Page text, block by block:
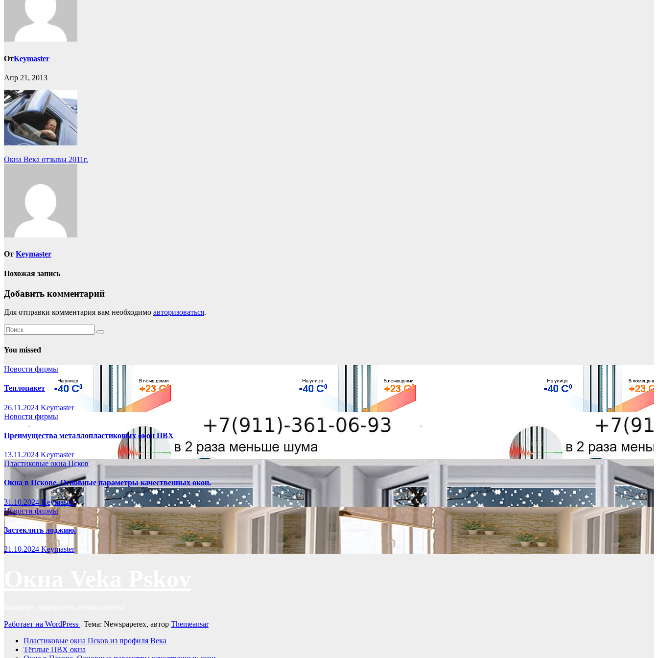
ОтKeymaster
Апр 21, 2013
Навигация
записям
Окна Века отзывы 2011г.
От Keymaster
Похожая запись
Добавить комментарий
Для отправки комментария вам необходимо авторизоваться.
You missed
Новости фирмы
Теплопакет
26.11.2024 Keymaster
Новости фирмы
Преимущества металлопластиковых окон ПВХ
13.11.2024 Keymaster
Пластиковые окна Псков
Окна в Пскове. Основные параметры качественных окон.
31.10.2024 Keymaster
Новости фирмы
Застеклить лоджию.
21.10.2024 Keymaster
Работает на WordPress | Тема: Newspaperex, автор Themeansar
Пластиковые окна Псков из профиля Века
Тёплые ПВХ окна